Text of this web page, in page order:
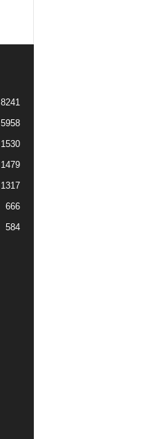
8241
5958
1530
1479
1317
666
584